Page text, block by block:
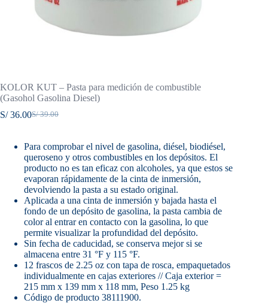
KOLOR KUT – Pasta para medición de combustible
(Gasohol Gasolina Diesel)
S/39.00
El
era:
S/ 39.00.
S/36.00El
es:
S/ 36.00.
Para comprobar el nivel de gasolina, diésel, biodiésel,
queroseno y otros combustibles en los depósitos. El
producto no es tan eficaz con alcoholes, ya que estos se
evaporan rápidamente de la cinta de inmersión,
devolviendo la pasta a su estado original.
Aplicada a una cinta de inmersión y bajada hasta el
fondo de un depósito de gasolina, la pasta cambia de
color al entrar en contacto con la gasolina, lo que
permite visualizar la profundidad del depósito.
Sin fecha de caducidad, se conserva mejor si se
almacena entre 31 °F y 115 °F.
12 frascos de 2.25 oz con tapa de rosca, empaquetados
individualmente en cajas exteriores // Caja exterior =
215 mm x 139 mm x 118 mm, Peso 1.25 kg
Código de producto 38111900.